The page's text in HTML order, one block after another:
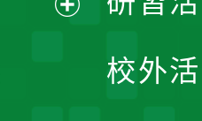
校外